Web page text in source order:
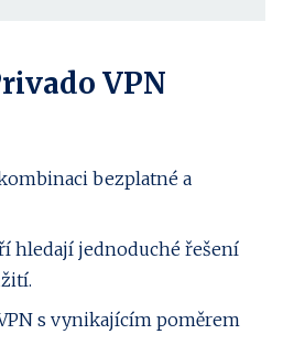
VPN
bezplatné a
hledají jednoduché řešení
s vynikajícím poměrem